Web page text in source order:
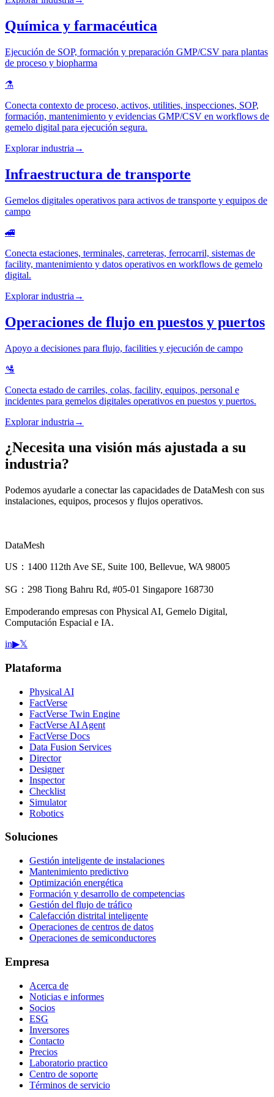
Química y farmacéutica
Ejecución de SOP, formación y preparación GMP/CSV para plantas
de proceso y biopharma
⚗️
Conecta contexto de proceso, activos, utilities, inspecciones, SOP,
formación, mantenimiento y evidencias GMP/CSV en workflows de
gemelo digital para ejecución segura.
Explorar industria →
Infraestructura de transporte
Gemelos digitales operativos para activos de transporte y equipos de
campo
🚄
Conecta estaciones, terminales, carreteras, ferrocarril, sistemas de
facility, mantenimiento y datos operativos en workflows de gemelo
digital.
Explorar industria →
Operaciones de flujo en puestos y puertos
Apoyo a decisiones para flujo, facilities y ejecución de campo
🛂
Conecta estado de carriles, colas, facility, equipos, personal e
incidentes para gemelos digitales operativos en puestos y puertos.
Explorar industria →
¿Necesita una visión más ajustada a su
industria?
Podemos ayudarle a conectar las capacidades de DataMesh con sus
instalaciones, equipos, procesos y flujos operativos.
DataMesh
US：1400 112th Ave SE, Suite 100, Bellevue, WA 98005
SG：298 Tiong Bahru Rd, #05-01 Singapore 168730
Empoderando empresas con Physical AI, Gemelo Digital,
Computación Espacial e IA.
in▶𝕏
Plataforma
Physical AI
FactVerse
FactVerse Twin Engine
FactVerse AI Agent
FactVerse Docs
Data Fusion Services
Director
Designer
Inspector
Checklist
Simulator
Robotics
Soluciones
Gestión inteligente de instalaciones
Mantenimiento predictivo
Optimización energética
Formación y desarrollo de competencias
Gestión del flujo de tráfico
Calefacción distrital inteligente
Operaciones de centros de datos
Operaciones de semiconductores
Empresa
Acerca de
Noticias e informes
Socios
ESG
Inversores
Contacto
Precios
Laboratorio practico
Centro de soporte
Términos de servicio